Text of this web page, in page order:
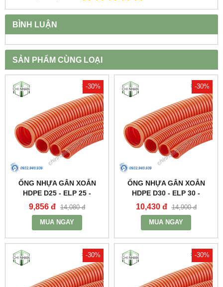
BÌNH LUẬN
SẢN PHẨM CÙNG LOẠI
-30%
ỐNG NHỰA GÂN XOẮN
HDPE D25 - ELP 25 -
SANTO
9,856 đ 14,080 đ
MUA NGAY
-30%
ỐNG NHỰA GÂN XOẮN
HDPE D30 - ELP 30 -
SANTO
10,430 đ 14,900 đ
MUA NGAY
-30% -30%